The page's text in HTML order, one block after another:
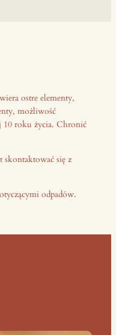
ostre elementy,
możliwość
10 roku życia. Chronić
skontaktować się z
odpadów.